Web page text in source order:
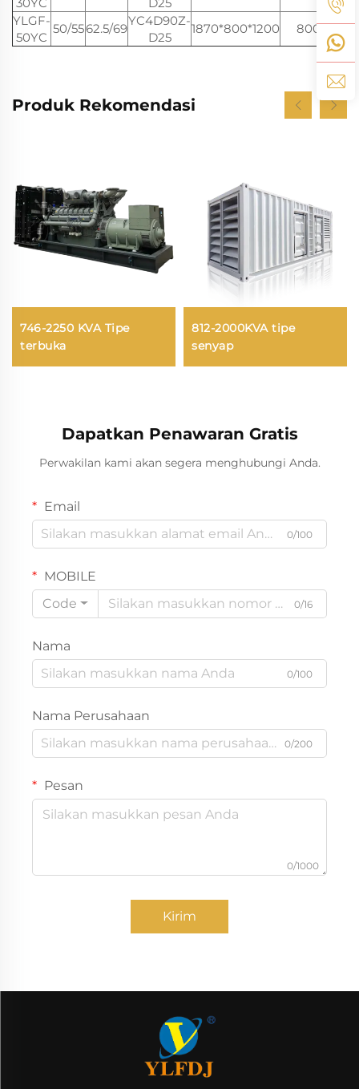
YLGF-
50YC
50/5562.5/69
YC4D90Z-
D25
1870*800*1200 800
Produk Rekomendasi
746-2250 KVA Tipe
terbuka
812-2000KVA tipe
senyap
Dapatkan Penawaran Gratis
Perwakilan kami akan segera menghubungi Anda.
Email
0/100
MOBILE
Code
0/16
Nama
0/100
Nama Perusahaan
0/200
Pesan
0/1000
Kirim